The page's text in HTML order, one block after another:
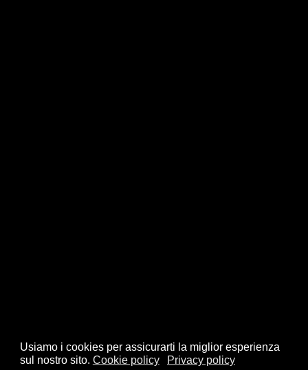
Usiamo i cookies per assicurarti la miglior esperienza
sul nostro sito. Cookie policy Privacy policy